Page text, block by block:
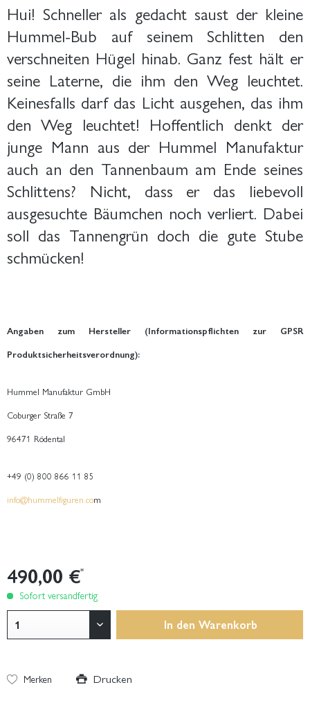
Hui! Schneller als gedacht saust der kleine
Hummel-Bub auf seinem Schlitten den
verschneiten Hügel hinab. Ganz fest hält er
seine Laterne, die ihm den Weg leuchtet.
Keinesfalls darf das Licht ausgehen, das ihm
den Weg leuchtet! Hoffentlich denkt der
junge Mann aus der Hummel Manufaktur
auch an den Tannenbaum am Ende seines
Schlittens? Nicht, dass er das liebevoll
ausgesuchte Bäumchen noch verliert. Dabei
soll das Tannengrün doch die gute Stube
schmücken!
Angaben zum Hersteller (Informationspflichten zur GPSR
Produktsicherheitsverordnung):
Hummel Manufaktur GmbH
Coburger Straße 7
96471 Rödental
+49 (0) 800 866 11 85
info@hummelfiguren.com
490,00 €*
Sofort versandfertig
In den Warenkorb
Merken Drucken